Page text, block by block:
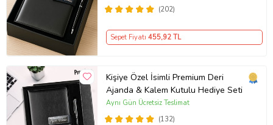
(202)
Sepet Fiyatı 455,92 TL
Kişiye Özel İsimli Premium Deri
Ajanda & Kalem Kutulu Hediye Seti
(132)
Aynı Gün Ücretsiz Teslimat